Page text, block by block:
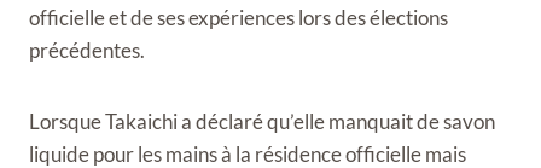
officielle et de ses expériences lors des élections
précédentes.
Lorsque Takaichi a déclaré qu’elle manquait de savon
liquide pour les mains à la résidence officielle mais